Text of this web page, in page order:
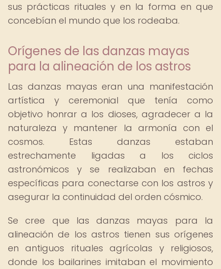
sus prácticas rituales y en la forma en que
concebían el mundo que los rodeaba.
Orígenes de las danzas mayas
para la alineación de los astros
Las danzas mayas eran una manifestación
artística y ceremonial que tenía como
objetivo honrar a los dioses, agradecer a la
naturaleza y mantener la armonía con el
cosmos. Estas danzas estaban
estrechamente ligadas a los ciclos
astronómicos y se realizaban en fechas
específicas para conectarse con los astros y
asegurar la continuidad del orden cósmico.
Se cree que las danzas mayas para la
alineación de los astros tienen sus orígenes
en antiguos rituales agrícolas y religiosos,
donde los bailarines imitaban el movimiento